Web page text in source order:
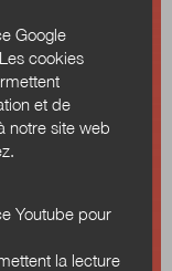
Google
cookies
et de
notre site web
Youtube pour
la lecture